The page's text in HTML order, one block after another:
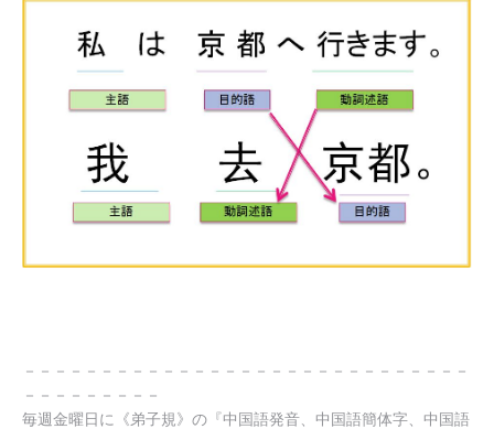
－－－－－－－－－－－－－－－－－－－－－－－－－－－－－
－－－－－－－－－
毎週金曜日に《弟子規》の『中国語発音、中国語簡体字、中国語